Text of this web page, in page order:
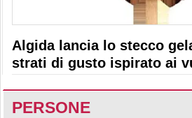
Algida lancia lo stecco
strati di gusto ispirato ai
PERSONE